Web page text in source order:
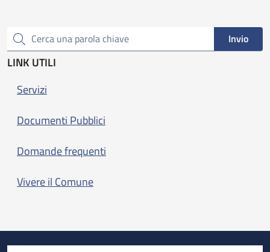
Cerca una parola chiave Invio
LINK UTILI
Servizi
Documenti Pubblici
Domande frequenti
Vivere il Comune